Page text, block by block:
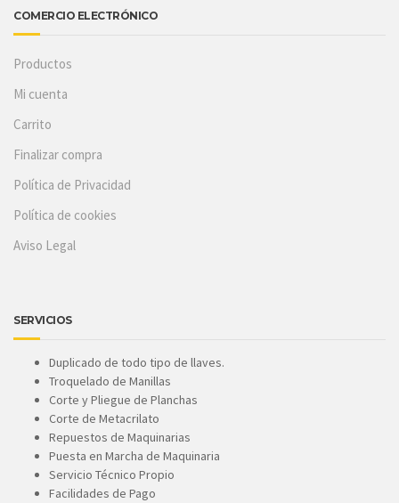
COMERCIO ELECTRÓNICO
Productos
Mi cuenta
Carrito
Finalizar compra
Política de Privacidad
Política de cookies
Aviso Legal
SERVICIOS
Duplicado de todo tipo de llaves.
Troquelado de Manillas
Corte y Pliegue de Planchas
Corte de Metacrilato
Repuestos de Maquinarias
Puesta en Marcha de Maquinaria
Servicio Técnico Propio
Facilidades de Pago